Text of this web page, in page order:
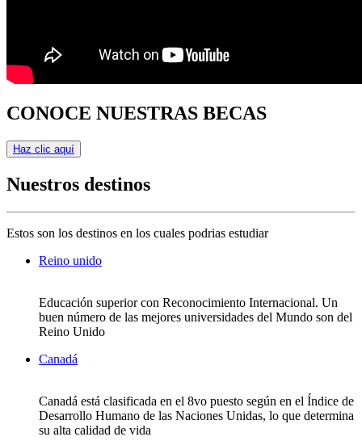
CONOCE NUESTRAS BECAS
Haz clic aquí
Nuestros destinos
Estos son los destinos en los cuales podrias estudiar
Reino unido
Educación superior con Reconocimiento Internacional. Un
buen número de las mejores universidades del Mundo son del
Reino Unido
Canadá
Canadá está clasificada en el 8vo puesto según en el Índice de
Desarrollo Humano de las Naciones Unidas, lo que determina
su alta calidad de vida